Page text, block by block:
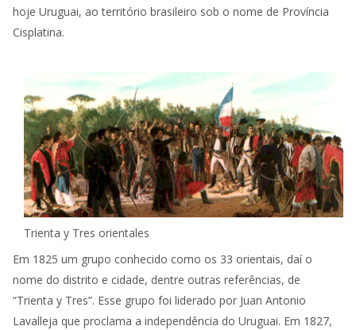
hoje Uruguai, ao território brasileiro sob o nome de Província
Cisplatina.
Trienta y Tres orientales
Em 1825 um grupo conhecido como os 33 orientais, daí o
nome do distrito e cidade, dentre outras referências, de
“Trienta y Tres”. Esse grupo foi liderado por Juan Antonio
Lavalleja que proclama a independência do Uruguai. Em 1827,